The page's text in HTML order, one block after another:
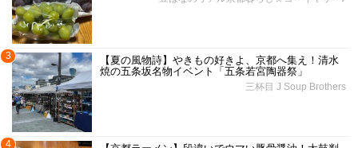
3
【夏の風物詩】やきもの好きよ、京都へ集え！清水
焼の五条坂名物イベント「五条若宮陶器祭」
三杯目 J Soup Brothers
4